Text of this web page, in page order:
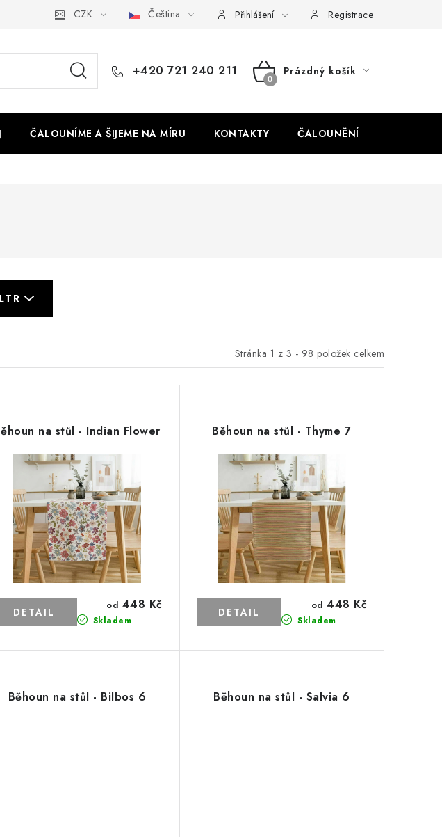
Ochrana osobních údajů Odstoupení od smlouvy
CZK Čeština Přihlášení Registrace
+420 721 240 211
NÁKUPNÍ
Prázdný košík
ČALOUNÍME A ŠIJEME NA MÍRU KONTAKTY ČALOUNĚNÍ
Stránka 1 z 3 - 98 položek celkem
na stůl - Indian Flower
Skladem
od 448 Kč
Běhoun na stůl - Thyme 7
Skladem
od 448 Kč
Běhoun na stůl - Bilbos 6 Běhoun na stůl - Salvia 6